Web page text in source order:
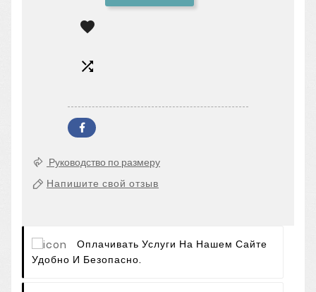


Руководство по размеру
Напишите свой отзыв
Оплачивать Услуги На Нашем Сайте
Удобно И Безопасно.